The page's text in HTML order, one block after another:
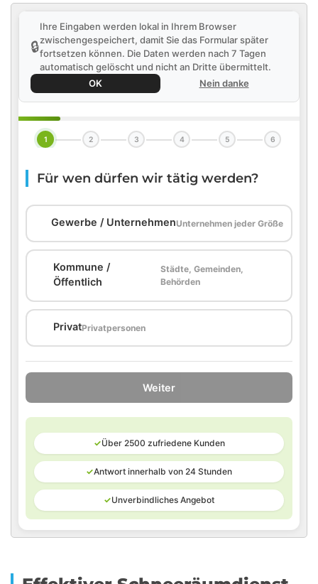
🔒
Ihre Eingaben werden lokal in Ihrem Browser
zwischengespeichert, damit Sie das Formular später
fortsetzen können. Die Daten werden nach 7 Tagen
automatisch gelöscht und nicht an Dritte übermittelt.
OK
Nein danke
1 2 3 4 5 6
Für wen dürfen wir tätig werden?
Gewerbe / UnternehmenUnternehmen jeder Größe
Kommune /
Öffentlich
Städte, Gemeinden,
Behörden
PrivatPrivatpersonen
Weiter
✓Über 2500 zufriedene Kunden
✓Antwort innerhalb von 24 Stunden
✓Unverbindliches Angebot